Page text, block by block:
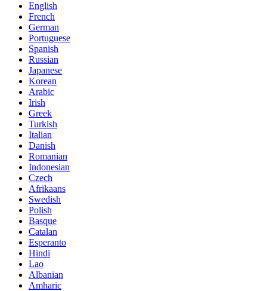
English
French
German
Portuguese
Spanish
Russian
Japanese
Korean
Arabic
Irish
Greek
Turkish
Italian
Danish
Romanian
Indonesian
Czech
Afrikaans
Swedish
Polish
Basque
Catalan
Esperanto
Hindi
Lao
Albanian
Amharic